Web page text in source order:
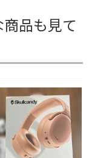
品も見て